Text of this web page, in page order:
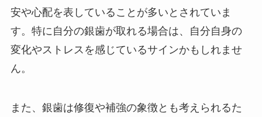
安や心配を表していることが多いとされていま
す。特に自分の銀歯が取れる場合は、自分自身の
変化やストレスを感じているサインかもしれませ
ん。
また、銀歯は修復や補強の象徴とも考えられるた